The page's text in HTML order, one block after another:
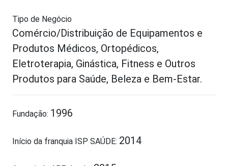
Tipo de Negócio
Comércio/Distribuição de Equipamentos e
Produtos Médicos, Ortopédicos,
Eletroterapia, Ginástica, Fitness e Outros
Produtos para Saúde, Beleza e Bem-Estar.
Fundação: 1996
Início da franquia ISP SAÚDE: 2014